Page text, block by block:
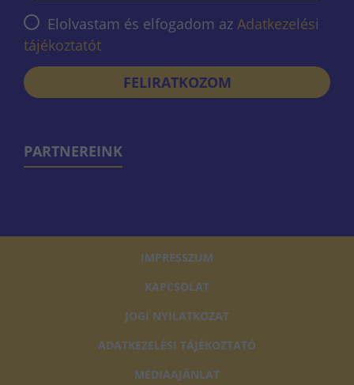
Elolvastam és elfogadom az Adatkezelési
tájékoztatót
FELIRATKOZOM
PARTNEREINK
IMPRESSZUM
KAPCSOLAT
JOGI NYILATKOZAT
ADATKEZELÉSI TÁJÉKOZTATÓ
MÉDIAAJÁNLAT